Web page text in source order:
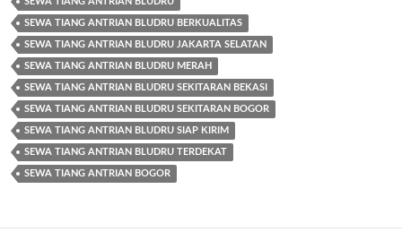
SEWA TIANG ANTRIAN BLUDRU BERKUALITAS
SEWA TIANG ANTRIAN BLUDRU JAKARTA SELATAN
SEWA TIANG ANTRIAN BLUDRU MERAH
SEWA TIANG ANTRIAN BLUDRU SEKITARAN BEKASI
SEWA TIANG ANTRIAN BLUDRU SEKITARAN BOGOR
SEWA TIANG ANTRIAN BLUDRU SIAP KIRIM
SEWA TIANG ANTRIAN BLUDRU TERDEKAT
SEWA TIANG ANTRIAN BOGOR